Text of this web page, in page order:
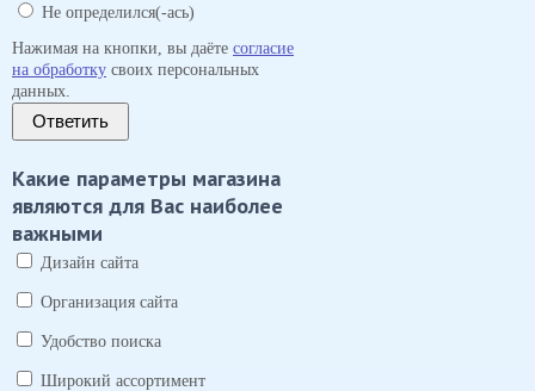
Не определился(-ась)
Нажимая на кнопки, вы даёте согласие
на обработку своих персональных
данных.
Ответить
Какие параметры магазина
являются для Вас наиболее
важными
Дизайн сайта
Организация сайта
Удобство поиска
Широкий ассортимент